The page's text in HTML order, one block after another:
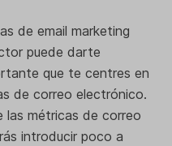
de email marketing
puede darte
que te centres en
de correo electrónico.
las métricas de correo
introducir poco a